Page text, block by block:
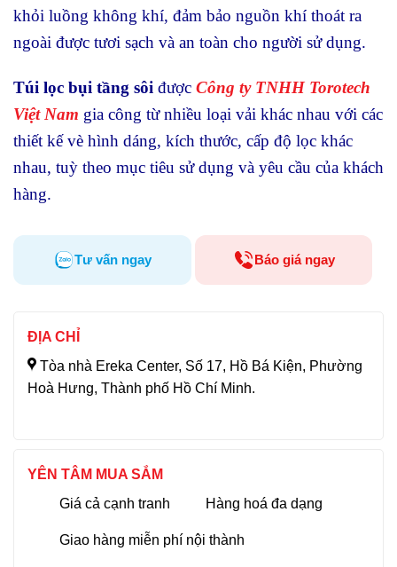
khỏi luồng không khí, đảm bảo nguồn khí thoát ra
ngoài được tươi sạch và an toàn cho người sử dụng.
Túi lọc bụi tầng sôi được Công ty TNHH Torotech
Việt Nam gia công từ nhiều loại vải khác nhau với các
thiết kế vè hình dáng, kích thước, cấp độ lọc khác
nhau, tuỳ theo mục tiêu sử dụng và yêu cầu của khách
hàng.
Tư vấn ngay Báo giá ngay
ĐỊA CHỈ
Tòa nhà Ereka Center, Số 17, Hồ Bá Kiện, Phường
Hoà Hưng, Thành phố Hồ Chí Minh.
YÊN TÂM MUA SẮM
Giá cả cạnh tranh
Hàng hoá đa dạng
Giao hàng miễn phí nội thành